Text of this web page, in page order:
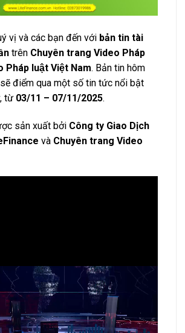
vị và các bạn đến với bản tin tài
trên Chuyên trang Video Pháp
Pháp luật Việt Nam. Bản tin hôm
điểm qua một số tin tức nổi bật
từ 03/11 – 07/11/2025.
sản xuất bởi Công ty Giao Dịch
và Chuyên trang Video